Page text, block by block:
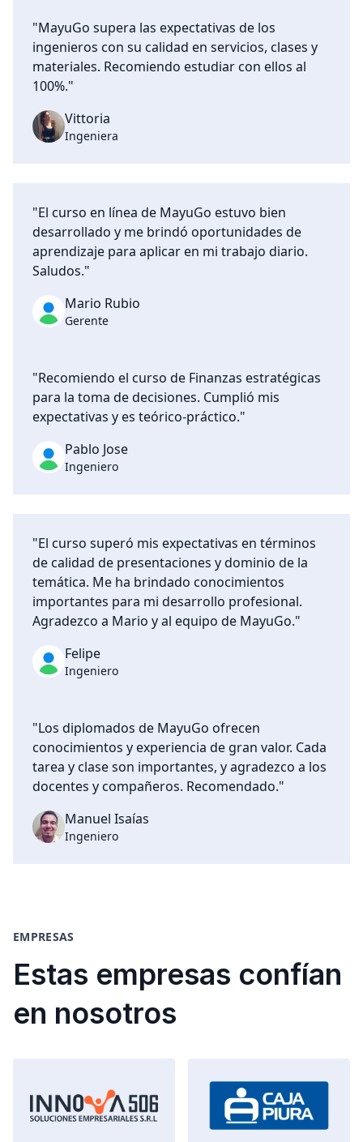
"MayuGo supera las expectativas de los
ingenieros con su calidad en servicios, clases y
materiales. Recomiendo estudiar con ellos al
100%."
Vittoria
Ingeniera
"El curso en línea de MayuGo estuvo bien
desarrollado y me brindó oportunidades de
aprendizaje para aplicar en mi trabajo diario.
Saludos."
Mario Rubio
Gerente
"Recomiendo el curso de Finanzas estratégicas
para la toma de decisiones. Cumplió mis
expectativas y es teórico-práctico."
Pablo Jose
Ingeniero
"El curso superó mis expectativas en términos
de calidad de presentaciones y dominio de la
temática. Me ha brindado conocimientos
importantes para mi desarrollo profesional.
Agradezco a Mario y al equipo de MayuGo."
Felipe
Ingeniero
"Los diplomados de MayuGo ofrecen
conocimientos y experiencia de gran valor. Cada
tarea y clase son importantes, y agradezco a los
docentes y compañeros. Recomendado."
Manuel Isaías
Ingeniero
EMPRESAS
Estas empresas confían
en nosotros